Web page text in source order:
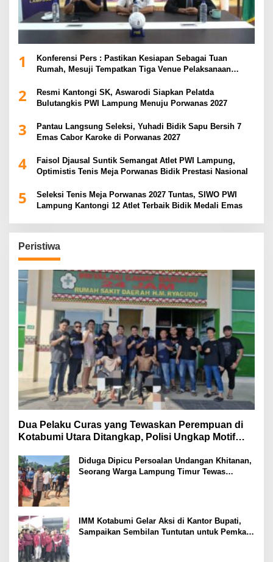
1
Konferensi Pers : Pastikan Kesiapan Sebagai Tuan
Rumah, Mesuji Tempatkan Tiga Venue Pelaksanaan
2
Resmi Kantongi SK, Aswarodi Siapkan Pelatda
Bulutangkis PWI Lampung Menuju Porwanas 2027
3
Pantau Langsung Seleksi, Yuhadi Bidik Sapu Bersih 7
Emas Cabor Karoke di Porwanas 2027
4
Faisol Djausal Suntik Semangat Atlet PWI Lampung,
Optimistis Tenis Meja Porwanas Bidik Prestasi Nasional
5
Seleksi Tenis Meja Porwanas 2027 Tuntas, SIWO PWI
Lampung Kantongi 12 Atlet Terbaik Bidik Medali Emas
Peristiwa
Dua Pelaku Curas yang Tewaskan Perempuan di
Kotabumi Utara Ditangkap, Polisi Ungkap Motif
Diduga Dipicu Persoalan Undangan Khitanan,
Seorang Warga Lampung Timur Tewas
IMM Kotabumi Gelar Aksi di Kantor Bupati,
Sampaikan Sembilan Tuntutan untuk Pemkab